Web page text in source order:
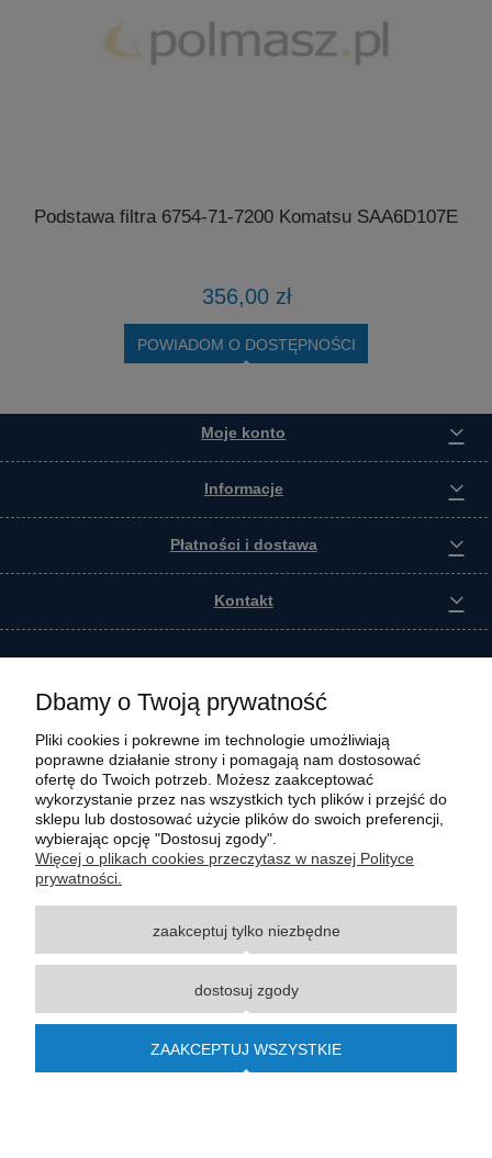
Podstawa filtra 6754-71-7200 Komatsu SAA6D107E
356,00 zł
POWIADOM O DOSTĘPNOŚCI
Moje konto
Informacje
Płatności i dostawa
Kontakt
Wszystkie materiały graficzne i zdjęciowe zamieszczone na stronie internetowej polmasz.pl
są prawnie chronione i stanowią własność intelektualną polmasz.pl. Jakiekolwiek
z zastrzeżeniem korzystania o charakterze niekomercyjnym dla użytku osobistego, ze
wskazaniem źródła. Nazwy Carraro, Case, Cat, Caterpillar, Dana Spicer, Doosan, Komatsu,
znakami towarowymi odpowiednich producentów oryginalnego sprzętu. Wszystkie nazwy,
opisy, numery i symbole zostały użyte wyłącznie w celach informacyjnych lub
wymienionych marek i producentów.
Dbamy o Twoją prywatność
Pliki cookies i pokrewne im technologie umożliwiają
poprawne działanie strony i pomagają nam dostosować
ofertę do Twoich potrzeb. Możesz zaakceptować
wykorzystanie przez nas wszystkich tych plików i przejść do
sklepu lub dostosować użycie plików do swoich preferencji,
wybierając opcję "Dostosuj zgody".
Więcej o plikach cookies przeczytasz w naszej Polityce
prywatności.
zaakceptuj tylko niezbędne
dostosuj zgody
ZAAKCEPTUJ WSZYSTKIE